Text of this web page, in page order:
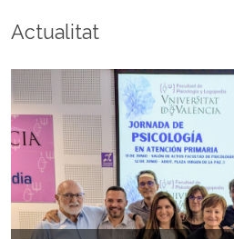
Actualitat